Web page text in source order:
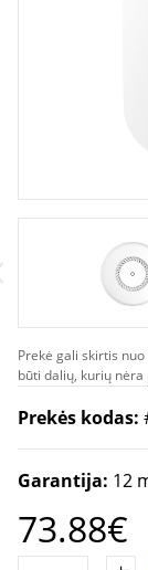
Prekė gali skirtis
būti dalių, kurių
Prekės kodas:
Garantija: 12
73.88€